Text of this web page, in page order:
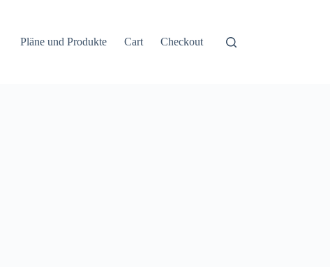
Pläne und Produkte
Cart Checkout